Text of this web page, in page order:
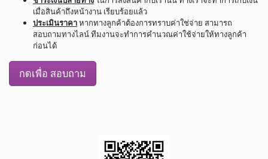
เมื่อสินค้าถึงหน้างาน เรียบร้อยแล้ว
ประเมินราคาหากทางลูกค้าต้องการทราบค่าใช่จ่าย สามารถ
สอบถามทางไลน์ ทีมงานจะทำการคำนวณค่าใช้จ่ายให้ทางลูกค้า
ก่อนได้
กดเพื่อ สอบถาม